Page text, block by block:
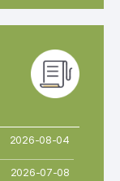
2026-08-04
2026-07-08